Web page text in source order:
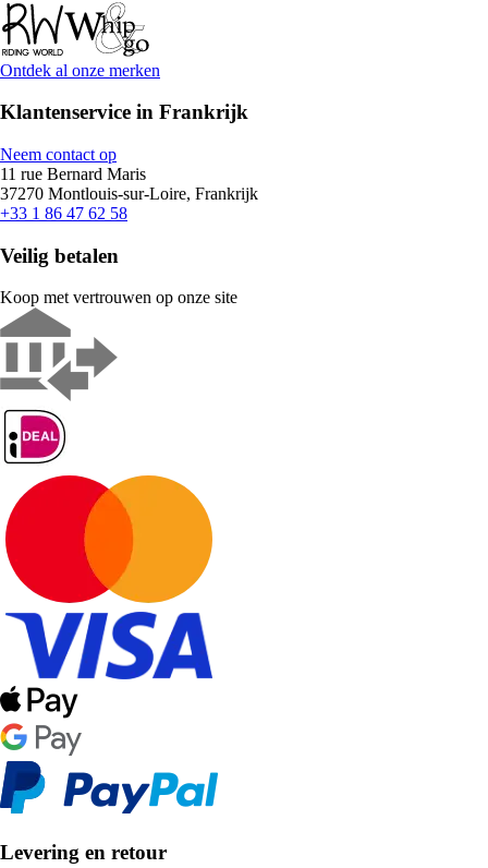
Ontdek al onze merken
Klantenservice in Frankrijk
Neem contact op
11 rue Bernard Maris
37270 Montlouis-sur-Loire, Frankrijk
+33 1 86 47 62 58
Veilig betalen
Koop met vertrouwen op onze site
Levering en retour